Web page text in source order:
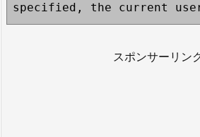
specified, the current
スポンサーリン